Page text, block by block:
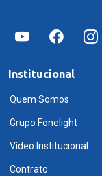
Institucional
Quem Somos
Grupo Fonelight
Vídeo Institucional
Contrato